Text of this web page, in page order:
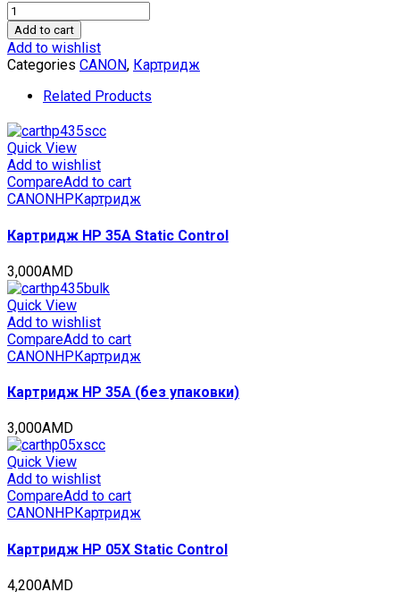
Картридж
Canon
069
y
чипом
Add to cart
Add to wishlist
Categories CANON, Картридж
Related Products
Quick View
Add to wishlist
CompareAdd to cart
CANON HP Картридж
Картридж HP 35A Static Control
3,000AMD
Quick View
Add to wishlist
CompareAdd to cart
CANONHPКартридж
Картридж HP 35A (без упаковки)
3,000AMD
Quick View
Add to wishlist
CompareAdd to cart
CANON HP Картридж
Картридж HP 05X Static Control
4,200AMD